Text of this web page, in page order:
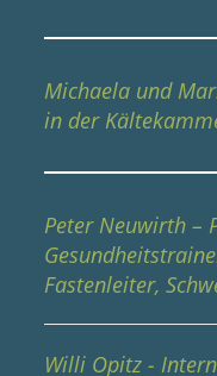
Michaela und
in der
Peter Neuwirth –
Fastenleiter,
Willi Opitz -